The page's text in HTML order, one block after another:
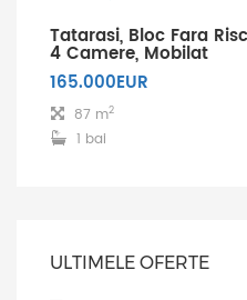
Tatarasi, Bloc Fara
4 Camere, Mobilat
165.000EUR
87 m2
1 bai
ULTIMELE OFERTE